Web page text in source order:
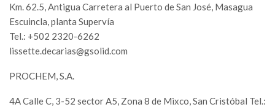
Km. 62.5, Antigua Carretera al Puerto de San José, Masagua
Escuincla, planta Supervía
Tel.: +502 2320-6262
lissette.decarias@gsolid.com
PROCHEM, S.A.
4A Calle C, 3-52 sector A5, Zona 8 de Mixco, San Cristóbal Tel.: